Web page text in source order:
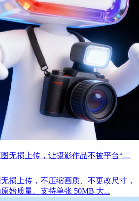
无损上传，让摄影作品不被平台“二
损上传，不压缩画质、不更改尺寸，
始质量。支持单张 50MB 大...